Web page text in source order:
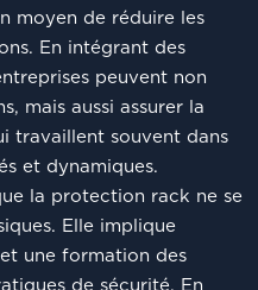
moyen de réduire les
En intégrant des
peuvent non
mais aussi assurer la
travaillent souvent dans
et dynamiques.
la protection rack ne se
Elle implique
une formation des
de sécurité. En